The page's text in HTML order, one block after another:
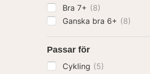
Bra 7+ (8)
Ganska bra 6+ (8)
Passar för
Cykling (5)